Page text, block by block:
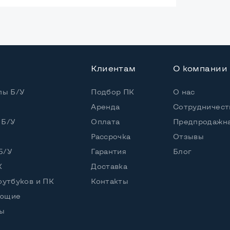
Б/У
Б/У
У
и ПК
Клиентам
Подбор ПК
Аренда
Оплата
Рассрочка
Гарантия
Доставка
Контакты
О компании
О нас
Отзывы
Блог